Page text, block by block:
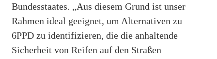
Bundesstaates. „Aus diesem Grund ist unser
Rahmen ideal geeignet, um Alternativen zu
6PPD zu identifizieren, die die anhaltende
Sicherheit von Reifen auf den Straßen